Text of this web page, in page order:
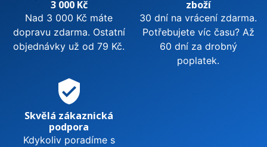
3 000 Kč
Nad 3 000 Kč máte
dopravu zdarma. Ostatní
objednávky už od 79 Kč.
zboží
30 dní na vrácení zdarma.
Potřebujete víc času? Až
60 dní za drobný
poplatek.
verified_user
Skvělá zákaznická
podpora
Kdykoliv poradíme s